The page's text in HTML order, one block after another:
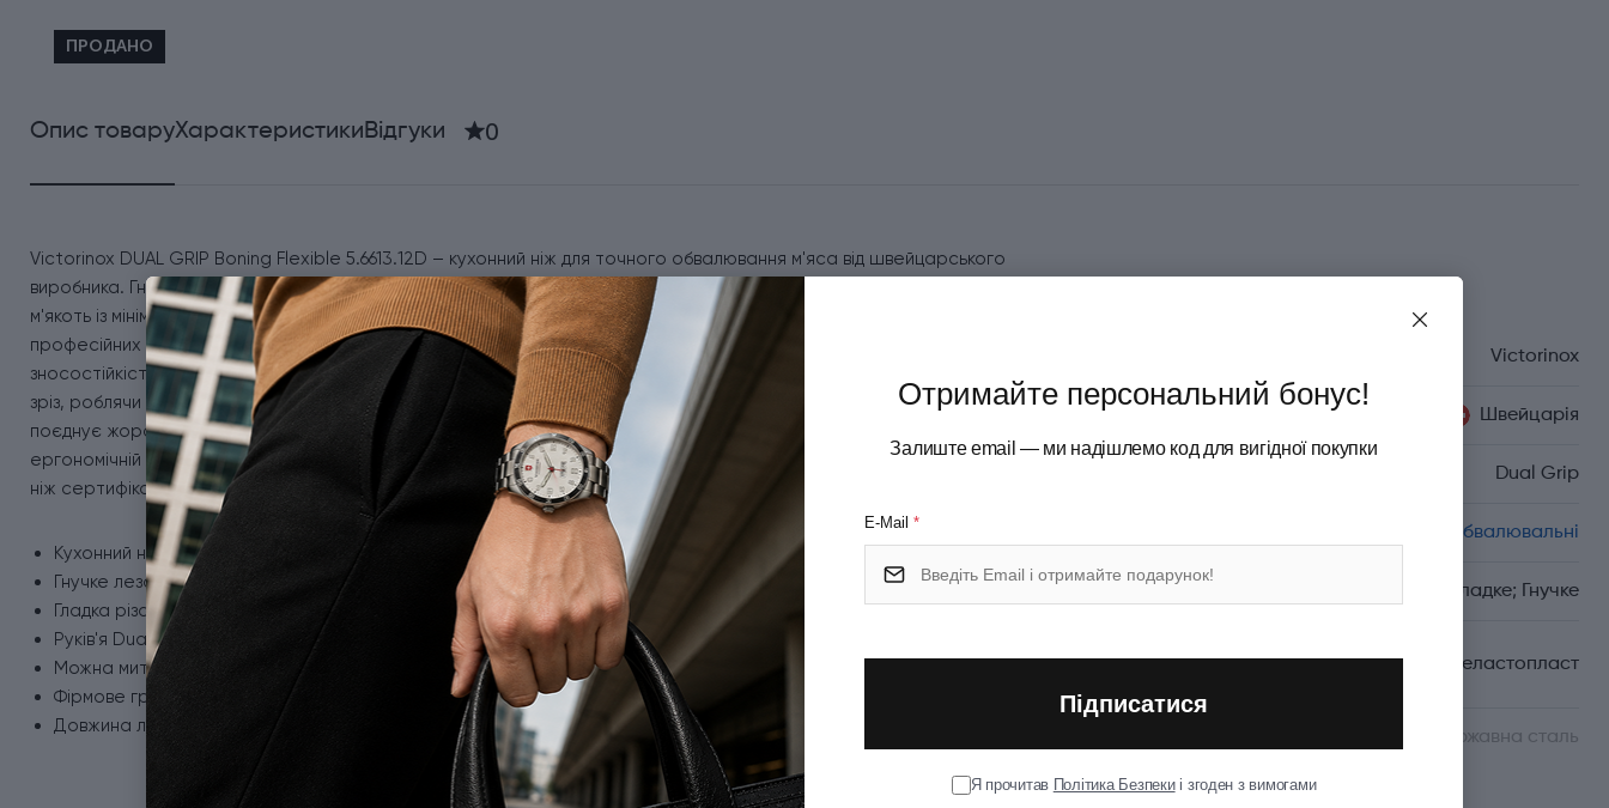
ПРОДАНО
Опис товаруХарактеристикиВідгуки 0
Victorinox DUAL GRIP Boning Flexible 5.6613.12D – кухонний ніж для точного обвалювання м'яса від швейцарського
виробника. Гнучке і вузьке лезо завдовжки 12 см, легко повторює контури кісток, даючи змогу акуратно зрізати
м'якоть із мінімальними втратами. Завдяки своїй маневреності ніж ідеально підходить для роботи в м'ясних цехах, на
професійних кухнях і в домашньому використанні. Лезо виготовлене із високоякісної неіржавної сталі, має високу
зносостійкість, стійкість до корозії та довго зберігає гостроту. Гладка різальна крайка забезпечує м'який і точний
зріз, роблячи процес обробки зручним і ефективним. Особливістю цієї моделі є двокомпонентне руків'я Dual Grip, яке
поєднує жорсткий внутрішній шар для міцності та м'яке нековзке покриття для комфортного хвата. Завдяки
ергономічній формі ніж надійно фіксується в руці, не ковзає і забезпечує повний контроль у роботі. Обвалювальний
ніж сертифікований NSF, що підтверджує його відповідність суворим гігієнічним стандартам.
Кухонний ніж для обвалювання м'яса.
Гнучке лезо з неіржавної сталі.
Гладка різальна крайка.
Руків'я Dual Grip: поліпропілен (PP) всередині + термоеластопласт (TPE) зовні.
Можна мити в посудомийній машині та стерилізувати.
Фірмове гравіювання на клинку.
Довжина леза - 12 см.
Характеристики
Victorinox
Країна походження Швейцарія
Dual Grip
Обвалювальні
Гладке; Гнучке
Термоеластопласт
Неіржавна сталь
Показати всі
Отримайте персональний бонус!
Залиште email — ми надішлемо код для вигідної покупки
E-Mail *
Підписатися
Я прочитав Політика Безпекиі згоден з вимогами